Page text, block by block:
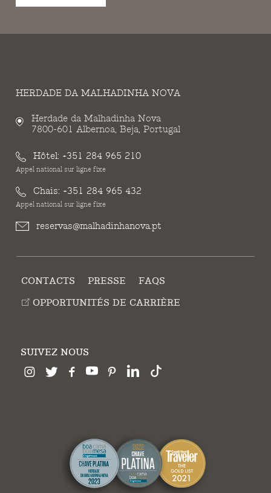
HERDADE DA MALHADINHA NOVA
Herdade da Malhadinha Nova
7800-601 Albernoa, Beja, Portugal
Hôtel: +351 284 965 210
Appel national sur ligne fixe
Chais: +351 284 965 432
Appel national sur ligne fixe
reservas@malhadinhanova.pt
CONTACTS PRESSE
FAQS
OPPORTUNITÉS DE CARRIÈRE
SUIVEZ NOUS